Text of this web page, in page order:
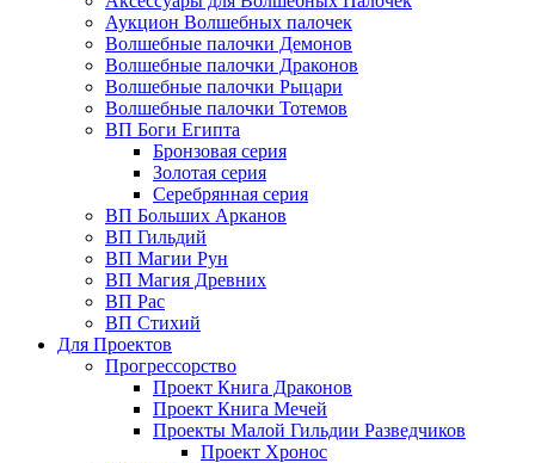
Аукцион Волшебных палочек
Волшебные палочки Демонов
Волшебные палочки Драконов
Волшебные палочки Рыцари
Волшебные палочки Тотемов
ВП Боги Египта
Бронзовая серия
Золотая серия
Серебрянная серия
ВП Больших Арканов
ВП Гильдий
ВП Магии Рун
ВП Магия Древних
ВП Рас
ВП Стихий
Для Проектов
Прогрессорство
Проект Книга Драконов
Проект Книга Мечей
Проекты Малой Гильдии Разведчиков
Проект Хронос